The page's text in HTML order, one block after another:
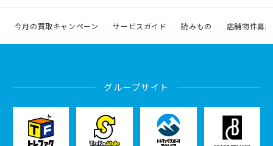
今月の買取キャンペーン サービスガイド 読みもの 店舗物件募集
グループサイト